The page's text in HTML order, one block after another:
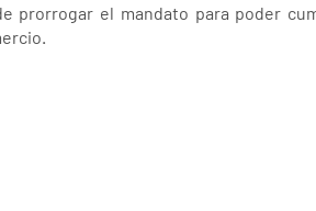
prorrogar el mandato para poder